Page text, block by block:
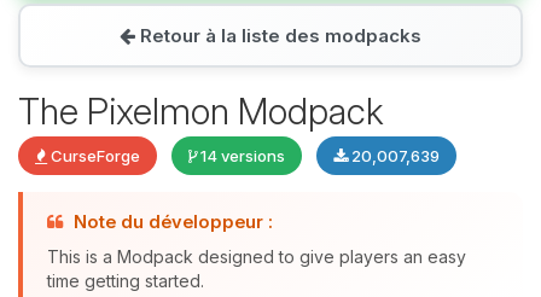
Retour à la liste des modpacks
The Pixelmon Modpack
CurseForge 14 versions 20,007,639
Note du développeur :
This is a Modpack designed to give players an easy
time getting started.